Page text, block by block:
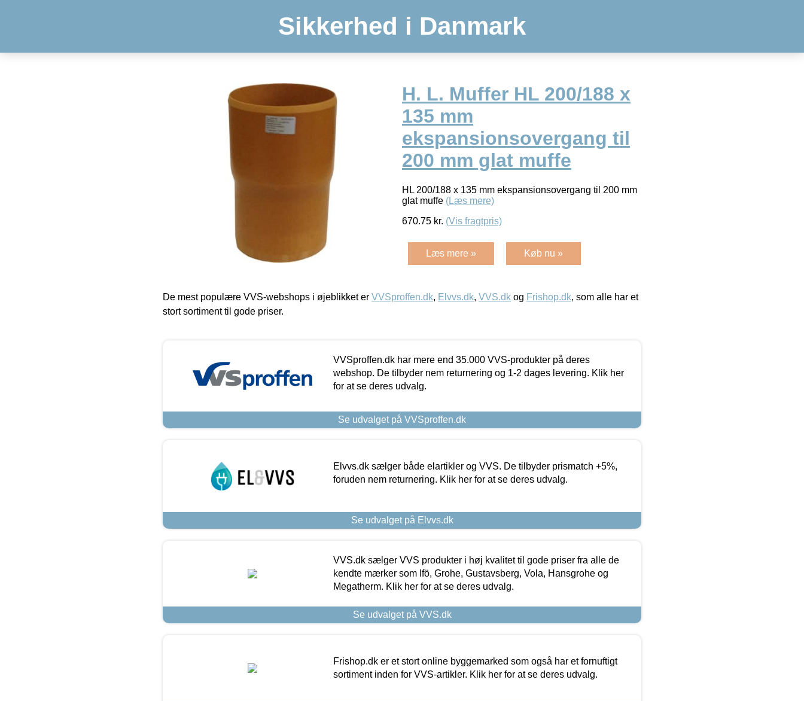
Sikkerhed i Danmark
H. L. Muffer HL 200/188 x
135 mm
ekspansionsovergang til
200 mm glat muffe
HL 200/188 x 135 mm ekspansionsovergang til 200 mm
glat muffe (Læs mere)
670.75 kr. (Vis fragtpris)
Læs mere » Køb nu »
De mest populære VVS-webshops i øjeblikket er VVSproffen.dk, Elvvs.dk, VVS.dk og Frishop.dk, som alle har et
stort sortiment til gode priser.
VVSproffen.dk har mere end 35.000 VVS-produkter på deres
webshop. De tilbyder nem returnering og 1-2 dages levering. Klik her
for at se deres udvalg.
Se udvalget på VVSproffen.dk
Elvvs.dk sælger både elartikler og VVS. De tilbyder prismatch +5%,
foruden nem returnering. Klik her for at se deres udvalg.
Se udvalget på Elvvs.dk
VVS.dk sælger VVS produkter i høj kvalitet til gode priser fra alle de
kendte mærker som Ifö, Grohe, Gustavsberg, Vola, Hansgrohe og
Megatherm. Klik her for at se deres udvalg.
Se udvalget på VVS.dk
Frishop.dk er et stort online byggemarked som også har et fornuftigt
sortiment inden for VVS-artikler. Klik her for at se deres udvalg.